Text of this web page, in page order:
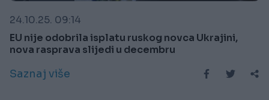
24.10.25. 09:14
EU nije odobrila isplatu ruskog novca Ukrajini,
nova rasprava slijedi u decembru
Saznaj više